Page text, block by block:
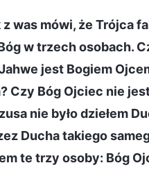
was mówi, że Trójca
w trzech osobach.
jest Bogiem
Czy Bóg Ojciec nie
nie było dziełem
Ducha takiego
te trzy osoby: Bóg